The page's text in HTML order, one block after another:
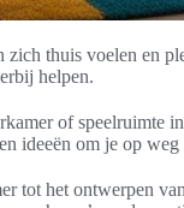
thuis voelen en
helpen.
of speelruimte
ideeën om je op weg
tot het ontwerpen